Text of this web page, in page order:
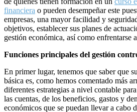
financiera o pueden desempeñar este
empresas, una mayor facilidad y
objetivos, establecer sus planes de
gestión económica, así como enfrentarse
Funciones principales del gestión
En primer lugar, tenemos que saber que
básica es, como hemos comentado más
diferentes estrategias a nivel contable
las cuentas, de los beneficios, gastos y
económicos que se puedan llevar a cabo